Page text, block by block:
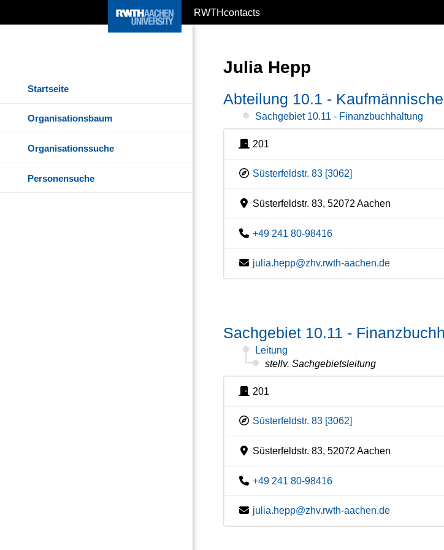
RWTHcontacts
Startseite
Organisationsbaum
Organisationssuche
Personensuche
Julia Hepp
Abteilung 10.1 -
Sachgebiet 10.11 - Finanzbuchhaltung
201
Süsterfeldstr. 83 [3062]
Süsterfeldstr. 83, 52072 Aachen
+49 241 80-98416
julia.hepp@zhv.rwth-aachen.de
Sachgebiet 10.11 -
Leitung
stellv. Sachgebietsleitung
201
Süsterfeldstr. 83 [3062]
Süsterfeldstr. 83, 52072 Aachen
+49 241 80-98416
julia.hepp@zhv.rwth-aachen.de